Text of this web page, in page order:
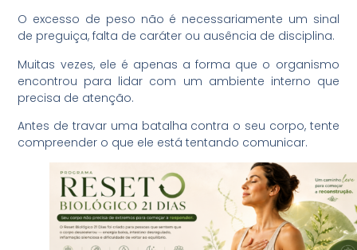
O excesso de peso não é necessariamente um sinal
de preguiça, falta de caráter ou ausência de disciplina.
Muitas vezes, ele é apenas a forma que o organismo
encontrou para lidar com um ambiente interno que
precisa de atenção.
Antes de travar uma batalha contra o seu corpo, tente
compreender o que ele está tentando comunicar.